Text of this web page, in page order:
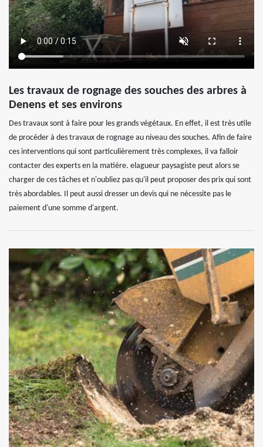
Les travaux de rognage des souches des arbres à
Denens et ses environs
Des travaux sont à faire pour les grands végétaux. En effet, il est très utile
de procéder à des travaux de rognage au niveau des souches. Afin de faire
ces interventions qui sont particulièrement très complexes, il va falloir
contacter des experts en la matière. elagueur paysagiste peut alors se
charger de ces tâches et n'oubliez pas qu'il peut proposer des prix qui sont
très abordables. Il peut aussi dresser un devis qui ne nécessite pas le
paiement d'une somme d'argent.